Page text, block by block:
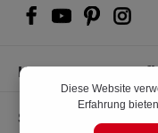
Kompetente
Shop Service
Diese Website
Erfahrung